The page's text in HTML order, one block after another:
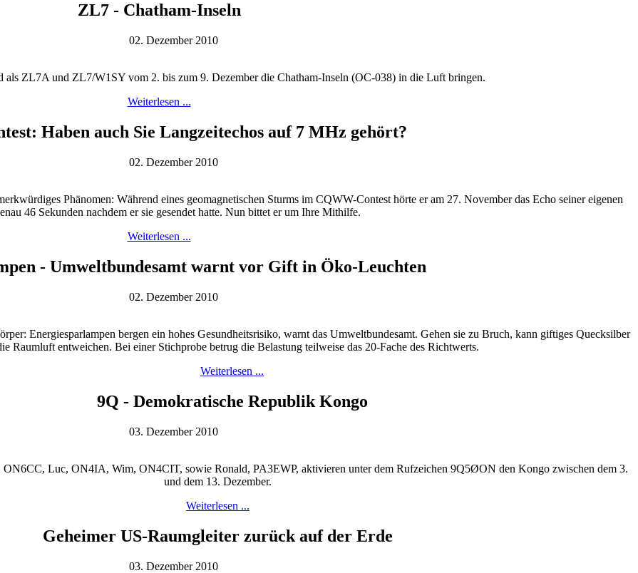
ZL7 - Chatham-Inseln
02. Dezember 2010
ZL7A und ZL7/W1SY vom 2. bis zum 9. Dezember die Chatham-Inseln (OC-038) in die Luft bringen.
Weiterlesen ...
Haben auch Sie Langzeitechos auf 7 MHz gehört?
02. Dezember 2010
Phänomen: Während eines geomagnetischen Sturms im CQWW-Contest hörte er am 27. November das Echo seiner eigenen
46 Sekunden nachdem er sie gesendet hatte. Nun bittet er um Ihre Mithilfe.
Weiterlesen ...
- Umweltbundesamt warnt vor Gift in Öko-Leuchten
02. Dezember 2010
Energiesparlampen bergen ein hohes Gesundheitsrisiko, warnt das Umweltbundesamt. Gehen sie zu Bruch, kann giftiges Quecksilber
Raumluft entweichen. Bei einer Stichprobe betrug die Belastung teilweise das 20-Fache des Richtwerts.
Weiterlesen ...
9Q - Demokratische Republik Kongo
03. Dezember 2010
Luc, ON4IA, Wim, ON4CIT, sowie Ronald, PA3EWP, aktivieren unter dem Rufzeichen 9Q5ØON den Kongo zwischen dem 3.
und dem 13. Dezember.
Weiterlesen ...
Geheimer US-Raumgleiter zurück auf der Erde
03. Dezember 2010